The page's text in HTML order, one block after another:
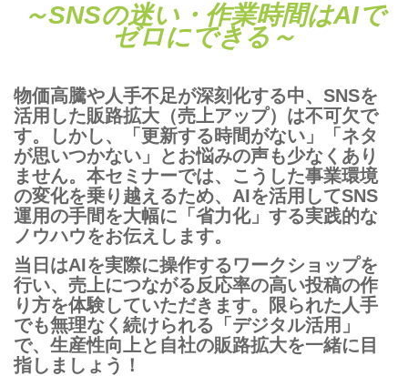
～SNSの迷い・作業時間はAIで
ゼロにできる～
物価高騰や人手不足が深刻化する中、SNSを
活用した販路拡大（売上アップ）は不可欠で
す。しかし、「更新する時間がない」「ネタ
が思いつかない」とお悩みの声も少なくあり
ません。本セミナーでは、こうした事業環境
の変化を乗り越えるため、AIを活用してSNS
運用の手間を大幅に「省力化」する実践的な
ノウハウをお伝えします。
当日はAIを実際に操作するワークショップを
行い、売上につながる反応率の高い投稿の作
り方を体験していただきます。限られた人手
でも無理なく続けられる「デジタル活用」
で、生産性向上と自社の販路拡大を一緒に目
指しましょう！